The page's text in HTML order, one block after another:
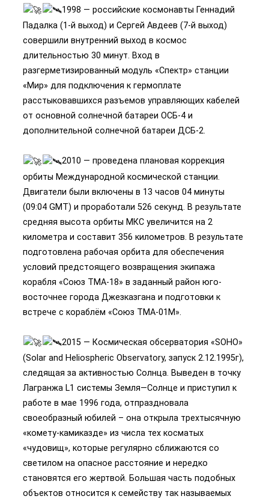
1998 — российские космонавты Геннадий
Падалка (1-й выход) и Сергей Авдеев (7-й выход)
совершили внутренний выход в космос
длительностью 30 минут. Вход в
разгерметизированный модуль «Спектр» станции
«Мир» для подключения к гермоплате
расстыковавшихся разъемов управляющих кабелей
от основной солнечной батареи ОСБ-4 и
дополнительной солнечной батареи ДСБ-2.
2010 — проведена плановая коррекция
орбиты Международной космической станции.
Двигатели были включены в 13 часов 04 минуты
(09:04 GMT) и проработали 526 секунд. В результате
средняя высота орбиты МКС увеличится на 2
километра и составит 356 километров. В результате
подготовлена рабочая орбита для обеспечения
условий предстоящего возвращения экипажа
корабля «Союз ТМА-18» в заданный район юго-
восточнее города Джезказгана и подготовки к
встрече с кораблём «Союз ТМА-01М».
2015 — Космическая обсерватория «SOHO»
(Solar and Heliospheric Observatory, запуск 2.12.1995г),
следящая за активностью Солнца. Выведен в точку
Лагранжа L1 системы Земля—Солнце и приступил к
работе в мае 1996 года, отпраздновала
своеобразный юбилей – она открыла трехтысячную
«комету-камиказде» из числа тех косматых
«чудовищ», которые регулярно сближаются со
светилом на опасное расстояние и нередко
становятся его жертвой. Большая часть подобных
объектов относится к семейству так называемых